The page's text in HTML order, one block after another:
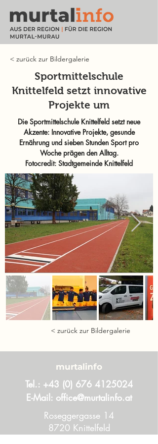
< zurück zur Bildergalerie
Sportmittelschule
Knittelfeld setzt innovative
Projekte um
Die Sportmittelschule Knittelfeld setzt neue
Akzente: Innovative Projekte, gesunde
Ernährung und sieben Stunden Sport pro
Woche prägen den Alltag.
Fotocredit: Stadtgemeinde Knittelfeld
< zurück zur Bildergalerie
murtalinfo
Tel.: +43 (0) 676 4125024
E-Mail: office@murtalinfo.at
Roseggergasse 14
8720 Knittelfeld